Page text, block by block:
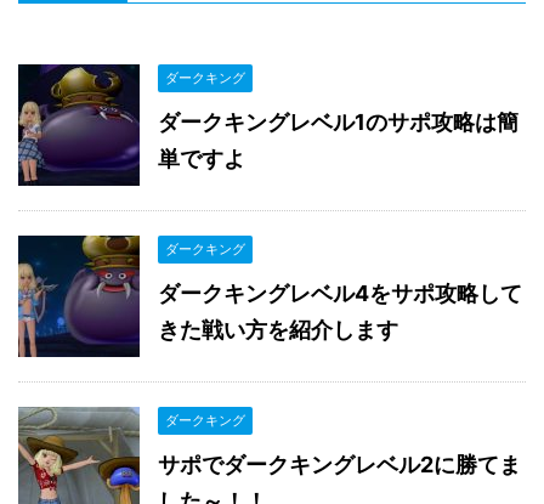
ダークキング
ダークキングレベル1のサポ攻略は簡
単ですよ
ダークキング
ダークキングレベル4をサポ攻略して
きた戦い方を紹介します
ダークキング
サポでダークキングレベル2に勝てま